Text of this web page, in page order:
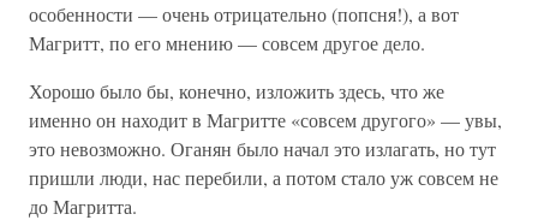
особенности — очень отрицательно (попсня!), а вот
Магритт, по его мнению — совсем другое дело.
Хорошо было бы, конечно, изложить здесь, что же
именно он находит в Магритте «совсем другого» — увы,
это невозможно. Оганян было начал это излагать, но тут
пришли люди, нас перебили, а потом стало уж совсем не
до Магритта.